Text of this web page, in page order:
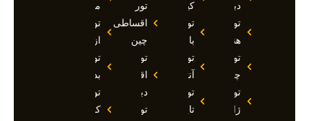
دبی
تور
هند
تور
چین
تور
ژاپن
کیش
تور
بالی
تور
آنتالیا
تور
تایلند
تور
اقساطی
چین
تور
اقساطی
دبی
تور
مارماریس
تور
ازمیر
تور
بدروم
تور
کوش